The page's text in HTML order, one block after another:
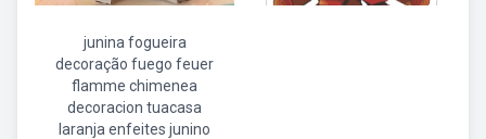
junina fogueira
decoração fuego feuer
flamme chimenea
decoracion tuacasa
laranja enfeites junino